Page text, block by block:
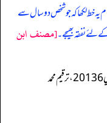
خط لکھا کہ جو شخص دو سال سے
نفقہ بھیجے۔[مصنف ابن
(مصنف ابن ابي شيبه: ترقيم سعد الشثري 20136، ترقيم محمد